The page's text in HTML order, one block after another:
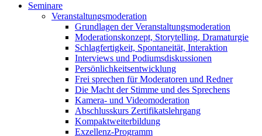
Seminare
Veranstaltungsmoderation
Grundlagen der Veranstaltungsmoderation
Moderationskonzept, Storytelling, Dramaturgie
Schlagfertigkeit, Spontaneität, Interaktion
Interviews und Podiumsdiskussionen
Persönlichkeitsentwicklung
Frei sprechen für Moderatoren und Redner
Die Macht der Stimme und des Sprechens
Kamera- und Videomoderation
Abschlusskurs Zertifikatslehrgang
Kompaktweiterbildung
Exzellenz-Programm